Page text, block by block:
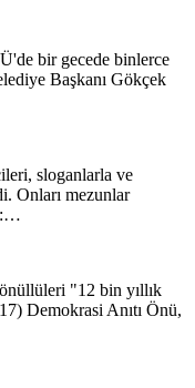
bir gecede binlerce
Başkanı Gökçek
sloganlarla ve
Onları mezunlar
"12 bin yıllık
Demokrasi Anıtı Önü,